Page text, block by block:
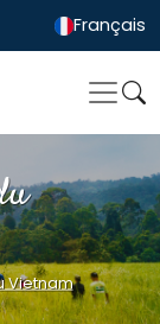
Français
Vietnam